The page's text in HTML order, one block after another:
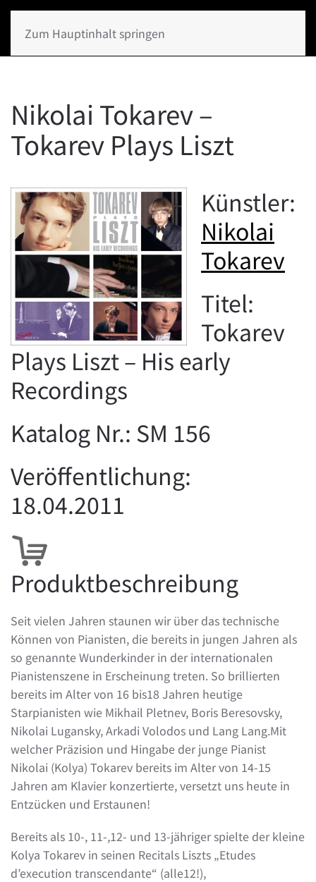
Zum Hauptinhalt springen
Nikolai Tokarev –
Tokarev Plays Liszt
Künstler:
Nikolai
Tokarev
Titel:
Tokarev
Plays Liszt – His early
Recordings
Katalog Nr.: SM 156
Veröffentlichung:
18.04.2011
Produktbeschreibung
Seit vielen Jahren staunen wir über das technische
Können von Pianisten, die bereits in jungen Jahren als
so genannte Wunderkinder in der internationalen
Pianistenszene in Erscheinung treten. So brillierten
bereits im Alter von 16 bis18 Jahren heutige
Starpianisten wie Mikhail Pletnev, Boris Beresovsky,
Nikolai Lugansky, Arkadi Volodos und Lang Lang.Mit
welcher Präzision und Hingabe der junge Pianist
Nikolai (Kolya) Tokarev bereits im Alter von 14-15
Jahren am Klavier konzertierte, versetzt uns heute in
Entzücken und Erstaunen!
Bereits als 10-, 11-,12- und 13-jähriger spielte der kleine
Kolya Tokarev in seinen Recitals Liszts „Etudes
d’execution transcendante“ (alle12!),